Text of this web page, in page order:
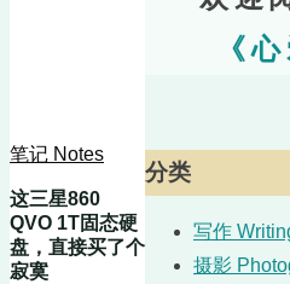
笔记 Notes
这三星860
QVO 1T固态硬
盘，直接买了个
寂寞
《
分类
写作
摄影